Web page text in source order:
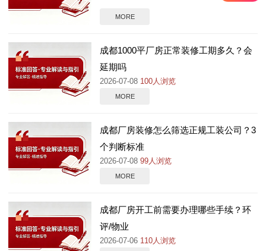
MORE
成都1000平厂房正常装修工期多久？会
延期吗
2026-07-08 100人浏览
MORE
成都厂房装修怎么筛选正规工装公司？3
个判断标准
2026-07-08 99人浏览
MORE
成都厂房开工前需要办理哪些手续？环
评/物业
2026-07-06 110人浏览